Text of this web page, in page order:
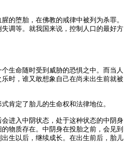
的堕胎，在佛教的戒律中被列为杀罪。
调等。就我国来说，控制人口的最好方
生命随时受到威胁的恐惧之中。而当人
时，谁又敢想象自己在尚未出生前就被
肯定了胎儿的生命权和法律地位。
进入中阴状态，处于这种状态的中阴身
物质存在。中阴身在投胎之前，会见到
生以后，继续成长。在出生前后，胎儿